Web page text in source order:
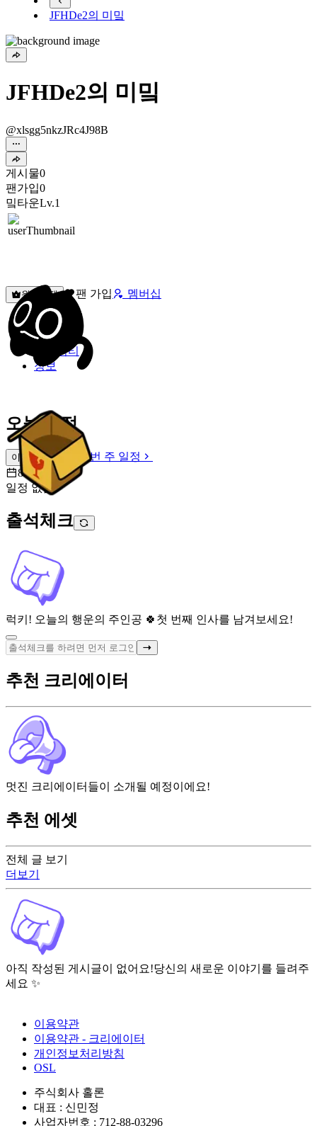
JFHDe2의 미밐
JFHDe2의 미밐
@xlsgg5nkzJRc4J98B
게시물0
팬가입0
밐타운Lv.1
원픽선택 팬 가입 멤버십
밐타운
피드
커뮤니티
정보
오늘 일정
이번 주 일정
이번 주 일정
8월 8일 [토]
일정 없음
출석체크
럭키! 오늘의 행운의 주인공 🍀 첫 번째 인사를 남겨보세요!
전체 글 보기
더보기
아직 작성된 게시글이 없어요!당신의 새로운 이야기를 들려주
세요 ✨
추천 크리에이터
멋진 크리에이터들이 소개될 예정이에요!
추천 에셋
이용약관
이용약관 - 크리에이터
개인정보처리방침
OSL
주식회사 홀론
대표 : 신민정
사업자번호 : 712-88-03296